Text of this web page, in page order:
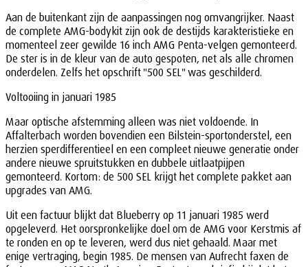
Aan de buitenkant zijn de aanpassingen nog omvangrijker. Naast
de complete AMG-bodykit zijn ook de destijds karakteristieke en
momenteel zeer gewilde 16 inch AMG Penta-velgen gemonteerd.
De ster is in de kleur van de auto gespoten, net als alle chromen
onderdelen. Zelfs het opschrift "500 SEL" was geschilderd.
Voltooiing in januari 1985
Maar optische afstemming alleen was niet voldoende. In
Affalterbach worden bovendien een Bilstein-sportonderstel, een
herzien sperdifferentieel en een compleet nieuwe generatie onder
andere nieuwe spruitstukken en dubbele uitlaatpijpen
gemonteerd. Kortom: de 500 SEL krijgt het complete pakket aan
upgrades van AMG.
Uit een factuur blijkt dat Blueberry op 11 januari 1985 werd
opgeleverd. Het oorspronkelijke doel om de AMG voor Kerstmis af
te ronden en op te leveren, werd dus niet gehaald. Maar met
enige vertraging, begin 1985. De mensen van Aufrecht faxen de